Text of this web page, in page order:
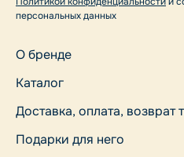
О бренде
Каталог
Доставка, оплата, возврат
Подарки для него
персональных данных